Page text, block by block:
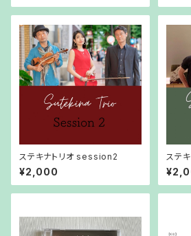
ステキナトリオ session2
¥2,000